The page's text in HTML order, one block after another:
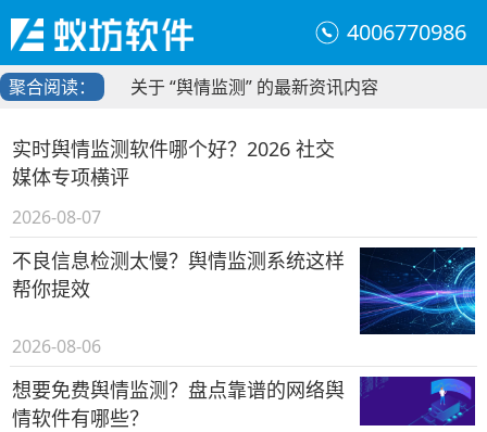
4006770986
聚合阅读： 关于 “舆情监测” 的最新资讯内容
实时舆情监测软件哪个好？2026 社交
媒体专项横评
2026-08-07
不良信息检测太慢？舆情监测系统这样
帮你提效
2026-08-06
想要免费舆情监测？盘点靠谱的网络舆
情软件有哪些？